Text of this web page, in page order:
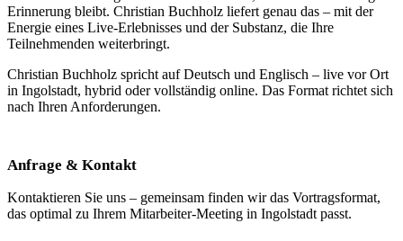
Erinnerung bleibt. Christian Buchholz liefert genau das – mit der
Energie eines Live-Erlebnisses und der Substanz, die Ihre
Teilnehmenden weiterbringt.
Christian Buchholz spricht auf Deutsch und Englisch – live vor Ort
in Ingolstadt, hybrid oder vollständig online. Das Format richtet sich
nach Ihren Anforderungen.
Anfrage & Kontakt
Kontaktieren Sie uns – gemeinsam finden wir das Vortragsformat,
das optimal zu Ihrem Mitarbeiter-Meeting in Ingolstadt passt.